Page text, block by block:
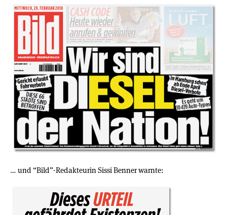
… und “Bild”-Redakteurin Sissi Benner warnte: